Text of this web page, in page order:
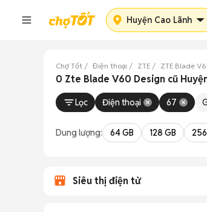
Huyện Cao Lãnh
Chợ Tốt Điện thoại ZTE ZTE Blade
0 Zte Blade V60 Design cũ
Lọc Điện thoại 67
Dung lượng: 64 GB 128 GB
Siêu thị điện tử